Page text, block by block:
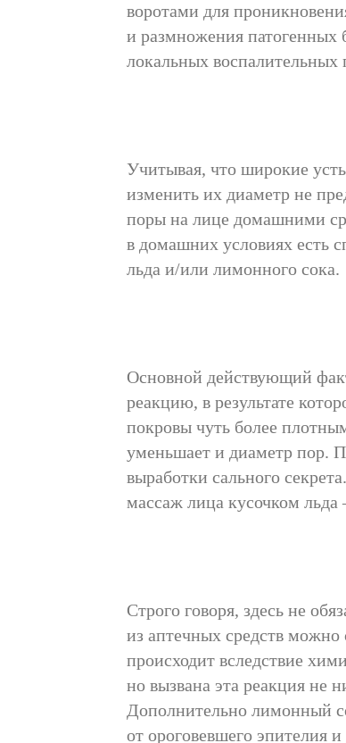
воротами для
и размножения патогенных
локальных воспалительных
Учитывая, что широкие
изменить их диаметр не
поры на лице домашними
в домашних условиях есть
льда и/или лимонного сока.
Основной действующий
реакцию, в результате
покровы чуть более
уменьшает и диаметр пор.
выработки сального
массаж лица кусочком
Строго говоря, здесь не
из аптечных средств
происходит вследствие
но вызвана эта реакция не
Дополнительно лимонный
от ороговевшего эпителия